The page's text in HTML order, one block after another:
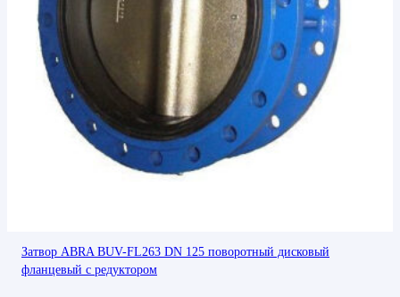
Затвор ABRA BUV-FL263 DN 125 поворотный дисковый
фланцевый с редуктором